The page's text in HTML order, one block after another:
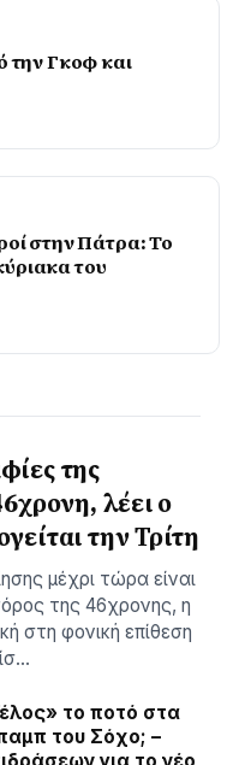
την Γκοφ και
στην Πάτρα: Το
του
της
λέει ο
την Τρίτη
μέχρι τώρα είναι
της 46χρονης, η
στη φονική επίθεση
το ποτό στα
του Σόχο; –